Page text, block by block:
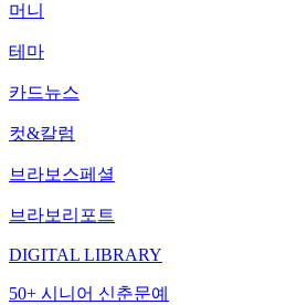
머니
테마
카드뉴스
컷&칼럼
브라보스페셜
브라보리포트
DIGITAL LIBRARY
50+ 시니어 신춘문예